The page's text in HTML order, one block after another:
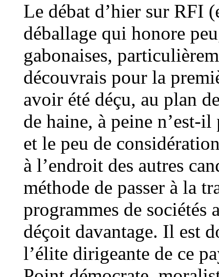
Le débat d’hier sur RFI
déballage qui honore
gabonaises,
découvrais pour la
avoir été déçu, au plan
de haine, à peine n’est-
et le peu de
à l’endroit des autres
méthode de passer à la
programmes de sociétés
déçoit davantage. Il est
l’élite dirigeante de ce